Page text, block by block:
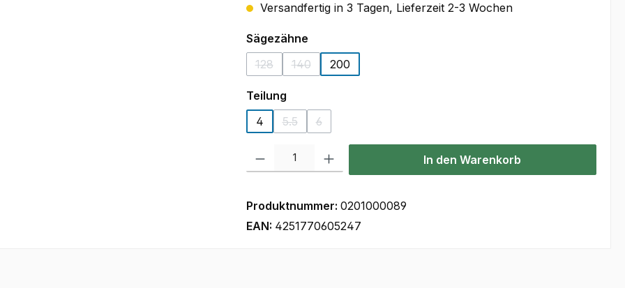
Versandfertig in 3 Tagen, Lieferzeit 2-3 Wochen
Sägezähneauswählen
128
(Diese Option ist zurzeit nicht verfügbar.)
140
(Diese Option ist zurzeit nicht verfügbar.)
200
Teilungauswählen
4
5.5
(Diese Option ist zurzeit nicht verfügbar.)
6
(Diese Option ist zurzeit nicht verfügbar.)
Produkt Anzahl: Gib den gewünschten Wert ein oder benutze die Schaltflächen
In den Warenkorb
Produktnummer: 0201000089
EAN: 4251770605247